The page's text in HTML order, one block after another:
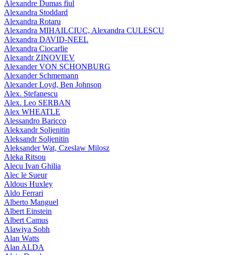
Alexandre Dumas fiul
Alexandra Stoddard
Alexandra Rotaru
Alexandra MIHAILCIUC, Alexandra CULESCU
Alexandra DAVID-NEEL
Alexandra Ciocarlie
Alexandr ZINOVIEV
Alexander VON SCHONBURG
Alexander Schmemann
Alexander Loyd, Ben Johnson
Alex. Stefanescu
Alex. Leo SERBAN
Alex WHEATLE
Alessandro Baricco
Alekxandr Soljenitin
Aleksandr Soljenitin
Aleksander Wat, Czeslaw Milosz
Aleka Ritsou
Alecu Ivan Ghilia
Alec le Sueur
Aldous Huxley
Aldo Ferrari
Alberto Manguel
Albert Einstein
Albert Camus
Alawiya Sobh
Alan Watts
Alan ALDA